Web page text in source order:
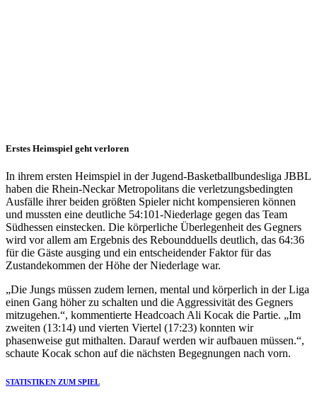
Erstes Heimspiel geht verloren
In ihrem ersten Heimspiel in der Jugend-Basketballbundesliga JBBL
haben die Rhein-Neckar Metropolitans die verletzungsbedingten
Ausfälle ihrer beiden größten Spieler nicht kompensieren können
und mussten eine deutliche 54:101-Niederlage gegen das Team
Südhessen einstecken. Die körperliche Überlegenheit des Gegners
wird vor allem am Ergebnis des Reboundduells deutlich, das 64:36
für die Gäste ausging und ein entscheidender Faktor für das
Zustandekommen der Höhe der Niederlage war.
„Die Jungs müssen zudem lernen, mental und körperlich in der Liga
einen Gang höher zu schalten und die Aggressivität des Gegners
mitzugehen.“, kommentierte Headcoach Ali Kocak die Partie. „Im
zweiten (13:14) und vierten Viertel (17:23) konnten wir
phasenweise gut mithalten. Darauf werden wir aufbauen müssen.“,
schaute Kocak schon auf die nächsten Begegnungen nach vorn.
STATISTIKEN ZUM SPIEL